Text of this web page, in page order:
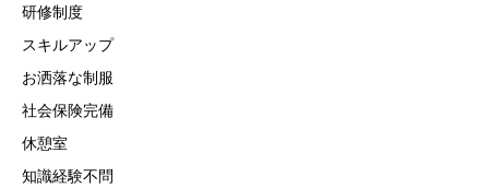
研修制度
スキルアップ
お洒落な制服
社会保険完備
休憩室
知識経験不問